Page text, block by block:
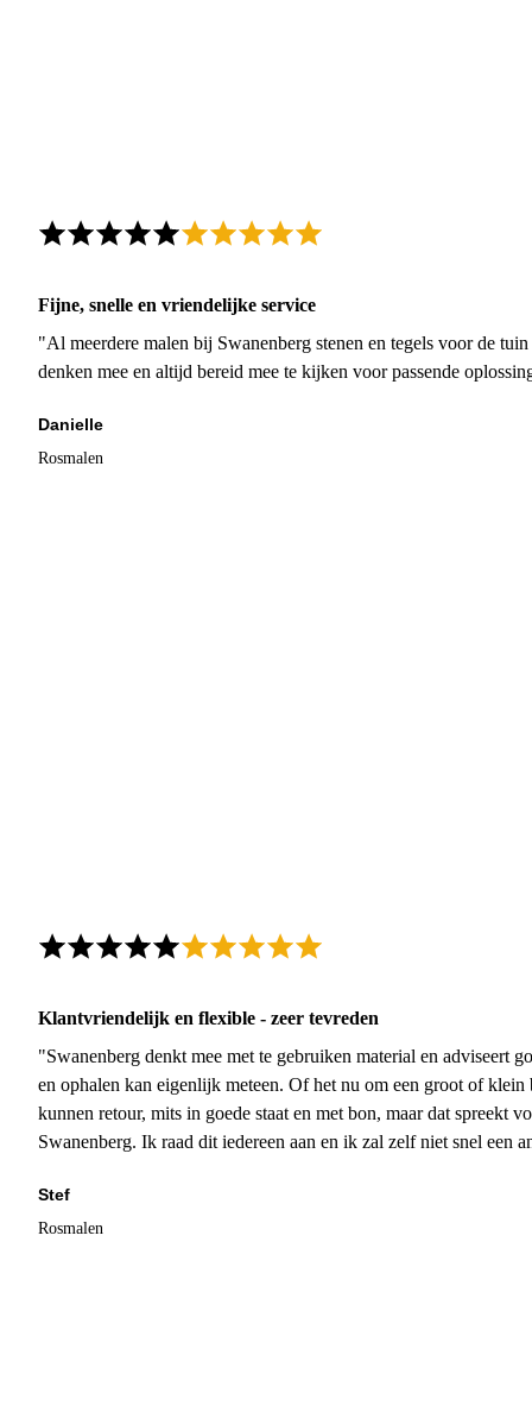
Fijne, snelle en vriendelijke service
"Al meerdere malen bij Swanenberg stenen en tegels voor de
denken mee en altijd bereid mee te kijken voor passende
Danielle
Rosmalen
Klantvriendelijk en flexible - zeer tevreden
"Swanenberg denkt mee met te gebruiken material en adviseert
en ophalen kan eigenlijk meteen. Of het nu om een groot of
kunnen retour, mits in goede staat en met bon, maar dat spreekt
Swanenberg. Ik raad dit iedereen aan en ik zal zelf niet snel een
Stef
Rosmalen